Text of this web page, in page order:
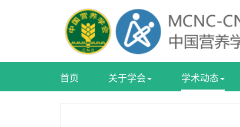
首页 关于学会 学术动态